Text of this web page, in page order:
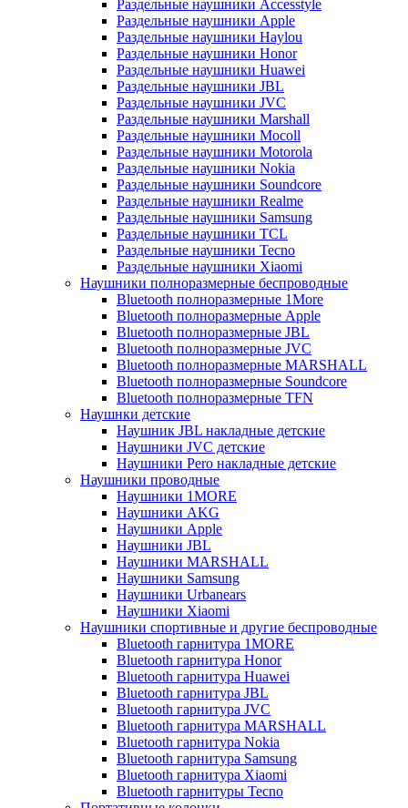
Раздельные наушники Accesstyle
Раздельные наушники Apple
Раздельные наушники Haylou
Раздельные наушники Honor
Раздельные наушники Huawei
Раздельные наушники JBL
Раздельные наушники JVC
Раздельные наушники Marshall
Раздельные наушники Mocoll
Раздельные наушники Motorola
Раздельные наушники Nokia
Раздельные наушники Soundcore
Раздельные наушники Realme
Раздельные наушники Samsung
Раздельные наушники TCL
Раздельные наушники Tecno
Раздельные наушники Xiaomi
Наушники полноразмерные беспроводные
Bluetooth полноразмерные 1More
Bluetooth полноразмерные Apple
Bluetooth полноразмерные JBL
Bluetooth полноразмерные JVC
Bluetooth полноразмерные MARSHALL
Bluetooth полноразмерные Soundcore
Bluetooth полноразмерные TFN
Наушнки детские
Наушник JBL накладные детские
Наушники JVC детские
Наушники Pero накладные детские
Наушники проводные
Наушники 1MORE
Наушники AKG
Наушники Apple
Наушники JBL
Наушники MARSHALL
Наушники Samsung
Наушники Urbanears
Наушники Xiaomi
Наушники спортивные и другие беспроводные
Bluetooth гарнитура 1MORE
Bluetooth гарнитура Honor
Bluetooth гарнитура Huawei
Bluetooth гарнитура JBL
Bluetooth гарнитура JVC
Bluetooth гарнитура MARSHALL
Bluetooth гарнитура Nokia
Bluetooth гарнитура Samsung
Bluetooth гарнитура Xiaomi
Bluetooth гарнитуры Tecno